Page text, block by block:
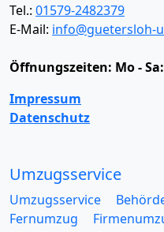
Tel.: 01579-2482379
E-Mail: info@guetersloh-
Öffnungszeiten: Mo -
Impressum
Datenschutz
Umzugsservice
Umzugsservice
Fernumzug